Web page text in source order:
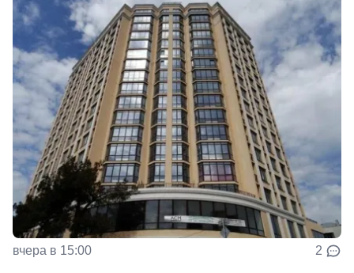
вчера в 15:00 2